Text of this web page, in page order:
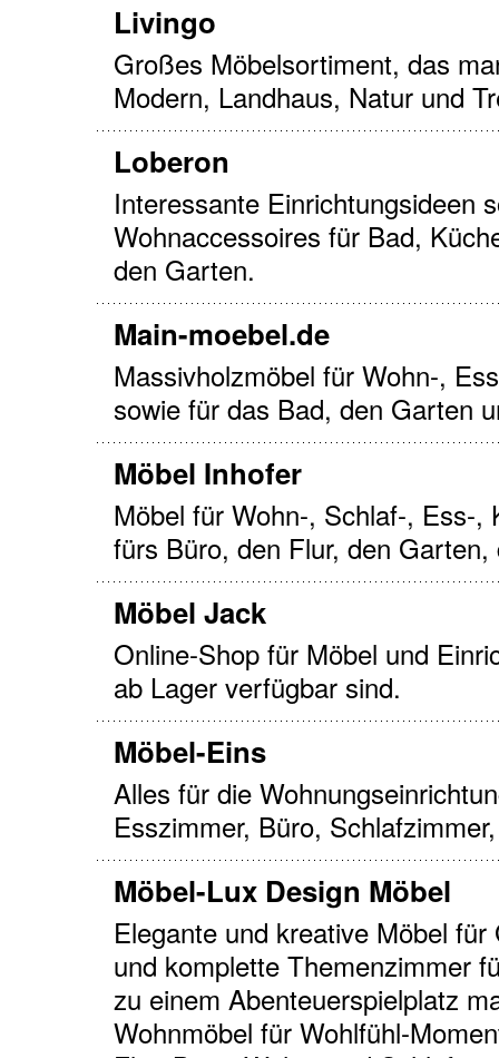
Livingo
Großes Möbelsortiment, das
Modern, Landhaus, Natur und
Loberon
Interessante Einrichtungsideen
Wohnaccessoires für Bad,
den Garten.
Main-moebel.de
Massivholzmöbel für Wohn-,
sowie für das Bad, den Garten
Möbel Inhofer
Möbel für Wohn-, Schlaf-, Ess-,
fürs Büro, den Flur, den
Möbel Jack
Online-Shop für Möbel und
ab Lager verfügbar sind.
Möbel-Eins
Alles für die
Esszimmer, Büro,
Möbel-Lux Design Möbel
Elegante und kreative Möbel
und komplette Themenzimmer
zu einem Abenteuerspielplatz
Wohnmöbel für Wohlfühl-